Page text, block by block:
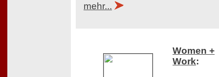
mehr...
Women +
Work: